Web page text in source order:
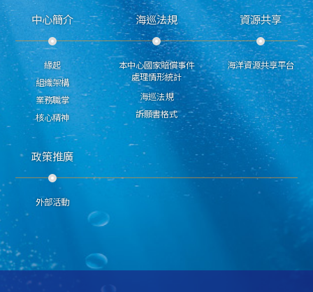
中心簡介
緣起
組織架構
業務職掌
核心精神
海巡法規
本中心國家賠償事件
處理情形統計
海巡法規
訴願書格式
資源共享
海洋資源共享平台
政策推廣
外部活動